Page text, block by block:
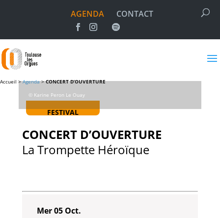
AGENDA CONTACT
Accueil >Agenda>CONCERT D’OUVERTURE
FESTIVAL
© Karine Peron Le Ouay
CONCERT D’OUVERTURE
La Trompette Héroïque
Mer 05 Oct.